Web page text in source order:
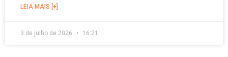
LEIA MAIS [+]
3 de julho de 2026 16:21